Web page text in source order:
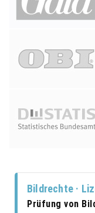
Bildrechte ·
Prüfung von